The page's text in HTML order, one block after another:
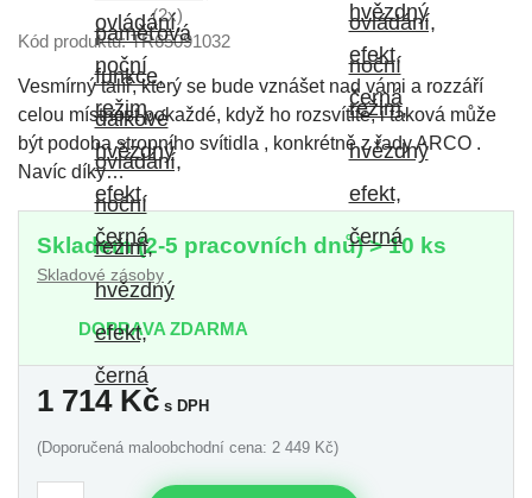
(2x)
Kód produktu: TR65091032
Vesmírný talíř, který se bude vznášet nad vámi a rozzáří
celou místnost pokaždé, když ho rozsvítíte, i taková může
být podoba stropního svítidla , konkrétně z řady ARCO .
Navíc díky…
Skladem (2-5 pracovních dnů) > 10 ks
Skladové zásoby
DOPRAVA ZDARMA
1 714Kč s DPH
(Doporučená maloobchodní cena: 2 449 Kč)